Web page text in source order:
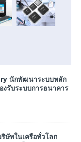
นักพัฒนาระบบหลัก
งรับระบบการธนาคาร
ษัทในเครือทั่วโลก